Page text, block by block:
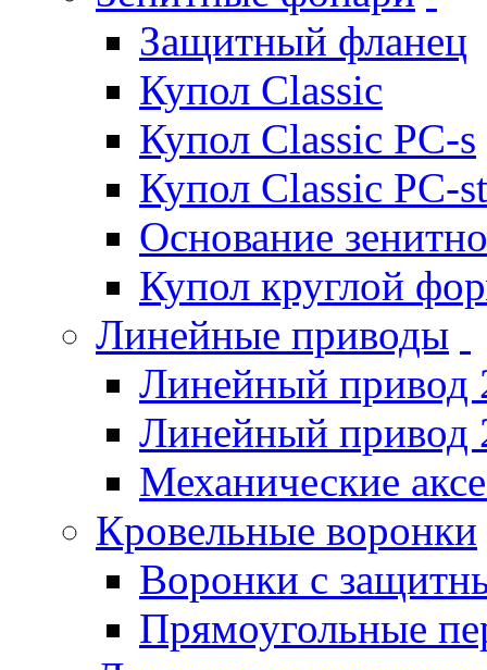
Защитный фланец
Купол Classic
Купол Classic PC-s
Купол Classic PC-st
Основание
Купол круглой
Линейные приводы
Линейный привод
Линейный привод
Механические
Кровельные воронки
Воронки с
Прямоугольные